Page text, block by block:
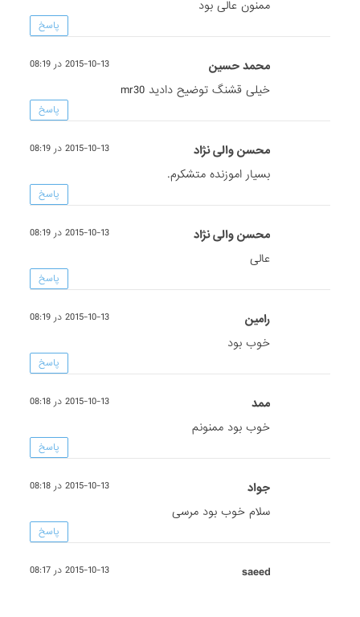
ممنون عالی بود
پاسخ
محمد حسين 2015-10-13 در 08:19
خیلی قشنگ توضیح دادید mr30
پاسخ
محسن والی نژاد 2015-10-13 در 08:19
بسیار اموزنده متشکرم.
پاسخ
محسن والی نژاد 2015-10-13 در 08:19
عالی
پاسخ
رامین 2015-10-13 در 08:19
خوب بود
پاسخ
ممد 2015-10-13 در 08:18
خوب بود ممنونم
پاسخ
جواد 2015-10-13 در 08:18
سلام خوب بود مرسی
پاسخ
saeed 2015-10-13 در 08:17